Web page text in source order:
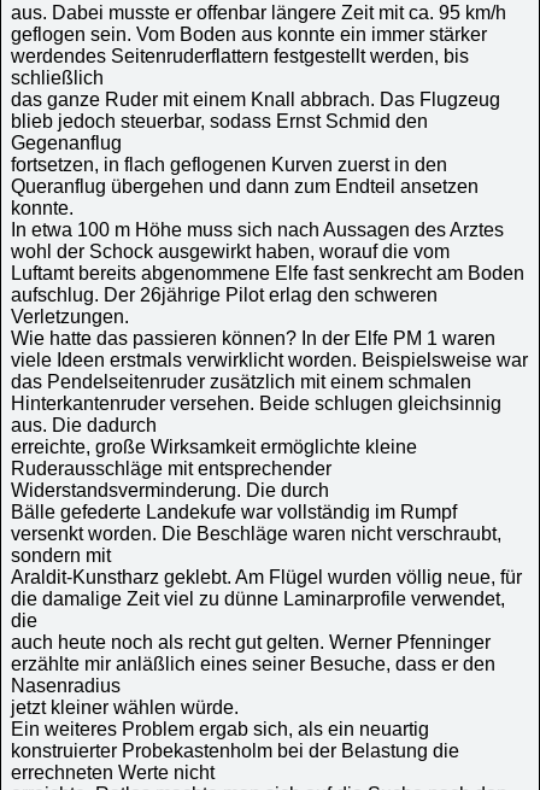
aus. Dabei musste er offenbar längere Zeit mit ca. 95 km/h
geflogen sein. Vom Boden aus konnte ein immer stärker
werdendes Seitenruderflattern festgestellt werden, bis
schließlich
das ganze Ruder mit einem Knall abbrach. Das Flugzeug
blieb jedoch steuerbar, sodass Ernst Schmid den
Gegenanflug
fortsetzen, in flach geflogenen Kurven zuerst in den
Queranflug übergehen und dann zum Endteil ansetzen
konnte.
In etwa 100 m Höhe muss sich nach Aussagen des Arztes
wohl der Schock ausgewirkt haben, worauf die vom
Luftamt bereits abgenommene Elfe fast senkrecht am Boden
aufschlug. Der 26jährige Pilot erlag den schweren
Verletzungen.
Wie hatte das passieren können? In der Elfe PM 1 waren
viele Ideen erstmals ver­wirklicht worden. Beispielsweise war
das Pendelseitenruder zusätzlich mit einem schmalen
Hinterkantenruder versehen. Beide schlugen gleichsinnig
aus. Die dadurch
erreichte, große Wirksamkeit ermöglichte kleine
Ruderausschläge mit entsprechender
Widerstandsverminderung. Die durch
Bälle gefederte Landekufe war vollständig im Rumpf
versenkt worden. Die Beschläge waren nicht verschraubt,
sondern mit
Araldit-Kunstharz geklebt. Am Flügel wurden völlig neue, für
die damalige Zeit viel zu dünne Laminarprofile verwendet,
die
auch heute noch als recht gut gelten. Werner Pfenninger
erzählte mir anläßlich eines seiner Besuche, dass er den
Nasenradius
jetzt kleiner wählen würde.
Ein weiteres Problem ergab sich, als ein neuartig
konstruierter Probekastenholm bei der Belastung die
errechneten Werte nicht